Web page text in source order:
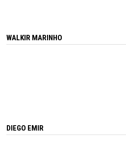
WALKIR MARINHO
DIEGO EMIR